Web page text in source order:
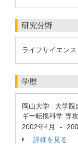
研究分野
ライフサイエン
学歴
岡山大学 大学院
ギー転換科学 専攻
2002年4月
-
詳細を見る